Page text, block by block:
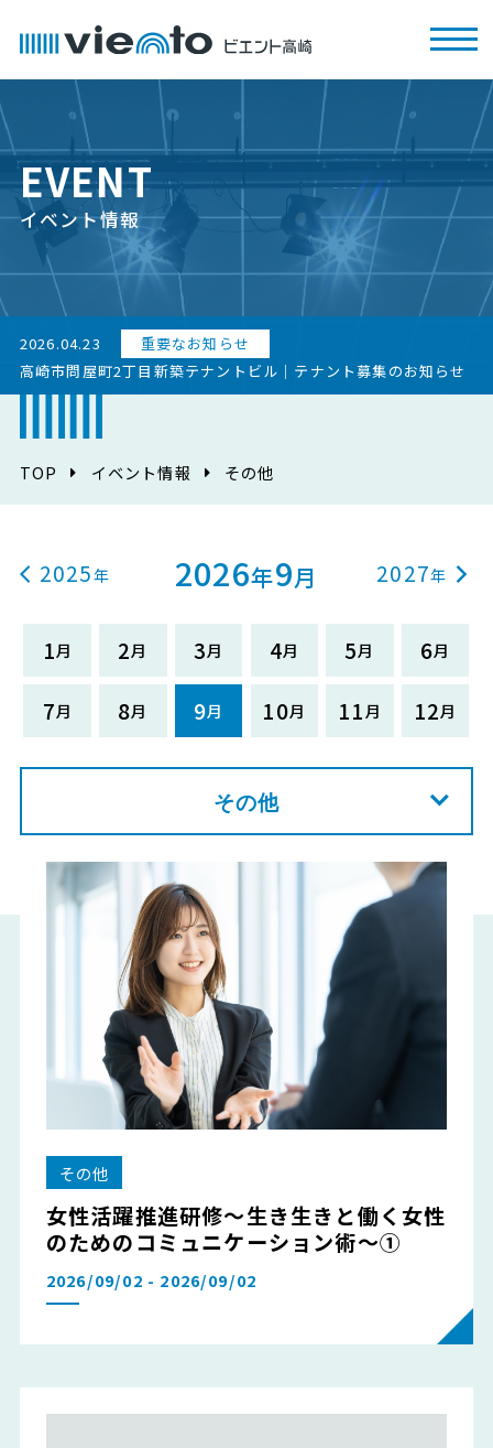
EVENT
イベント情報
2026.04.23
重要なお知らせ
高崎市問屋町2丁目新築テナントビル｜テナント募集のお知らせ
TOP イベント情報 その他
2025 2026年9月
1 2 3 4 5
6
7
8 9 10 11 12
2027
その他
その他
女性活躍推進研修～生き生きと働く女性
のためのコミュニケーション術～①
2026/09/02 - 2026/09/02